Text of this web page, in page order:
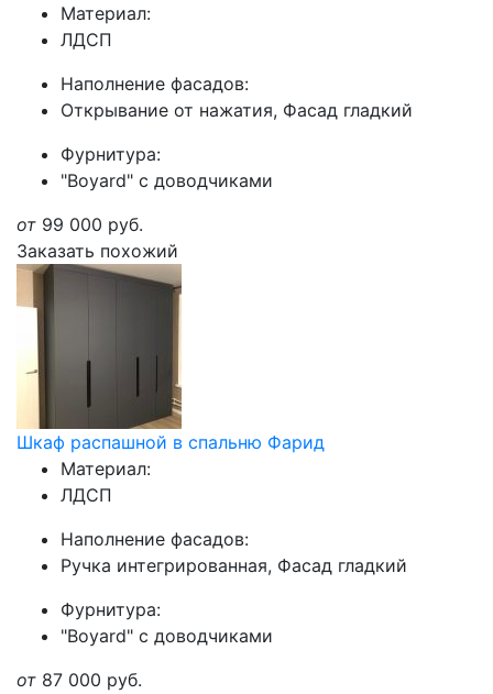
Материал:
ЛДСП
Наполнение фасадов:
Открывание от нажатия, Фасад гладкий
Фурнитура:
"Boyard" с доводчиками
от 99 000 руб.
Заказать похожий
Шкаф распашной в спальню Фарид
Материал:
ЛДСП
Наполнение фасадов:
Ручка интегрированная, Фасад гладкий
Фурнитура:
"Boyard" с доводчиками
от 87 000 руб.